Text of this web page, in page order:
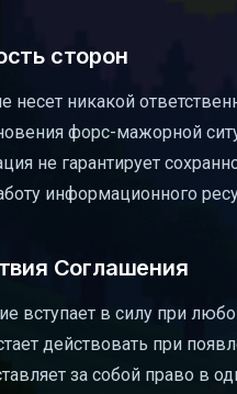
сторон
несет никакой
форс-мажорной
не гарантирует
информационного
Соглашения
вступает в силу при
действовать при
за собой право в